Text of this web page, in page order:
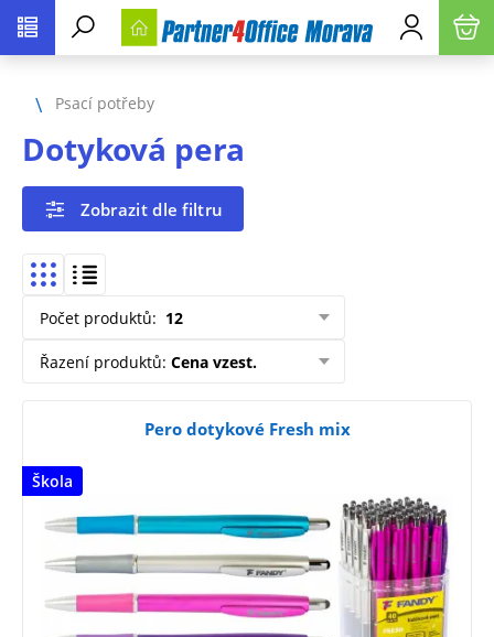
Psací potřeby
Dotyková pera
Zobrazit dle filtru
Počet produktů: 12
Řazení produktů: Cena vzest.
Škola
Pero dotykové Fresh mix